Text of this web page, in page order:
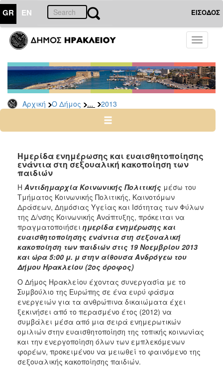
GR EN ΕΙΣΟΔΟΣ
Toggle
Αρχική Ο Δήμος ... 2013
ΔΗΜΟΣ
Δελτία
Τύπου
Αρχείο
2026
2024
2022
2020
2019
2018
2017
2016
2015
2013
2012
2011
2010
2006
Ημερίδα ενημέρωσης και ευαισθητοποίησης
ενάντια στη σεξουαλική κακοποίηση των
παιδιών
Η Αντιδημαρχία Κοινωνικής Πολιτικής μέσω του
Τμήματος Κοινωνικής Πολιτικής, Καινοτόμων
Δράσεων, Δημόσιας Υγείας και Ισότητας των Φύλων
της Δ/νσης Κοινωνικής Ανάπτυξης, πρόκειται να
πραγματοποιήσει ημερίδα ενημέρωσης και
ευαισθητοποίησης ενάντια στη σεξουαλική
κακοποίηση των παιδιών στις 19 Νοεμβρίου 2013
και ώρα 5:00 μ. μ στην αίθουσα Ανδρόγεω του
Δήμου Ηρακλείου (2ος όροφος)
Ο Δήμος Ηρακλείου έχοντας συνεργασία με το
Συμβούλιο της Ευρώπης σε ένα ευρύ φάσμα
ενεργειών για τα ανθρώπινα δικαιώματα έχει
ξεκινήσει από το περασμένο έτος (2012) να
συμβάλει μέσα από μια σειρά ενημερωτικών
ομιλιών στην ευαισθητοποίηση της τοπικής κοινωνίας
και την ενεργοποίηση όλων των εμπλεκόμενων
φορέων, προκειμένου να μειωθεί το φαινόμενο της
σεξουαλικής κακοποίησης παιδιών.